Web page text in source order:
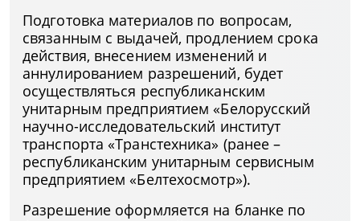
Подготовка материалов по вопросам,
связанным с выдачей, продлением срока
действия, внесением изменений и
аннулированием разрешений, будет
осуществляться республиканским
унитарным предприятием «Белорусский
научно-исследовательский институт
транспорта «Транстехника» (ранее –
республиканским унитарным сервисным
предприятием «Белтехосмотр»).
Разрешение оформляется на бланке по